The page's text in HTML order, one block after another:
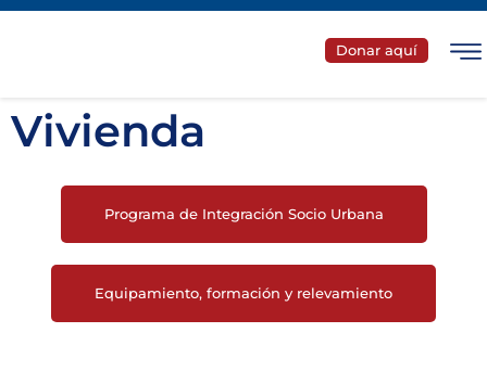
Donar aquí
Vivienda
Programa de Integración Socio Urbana
Equipamiento, formación y relevamiento